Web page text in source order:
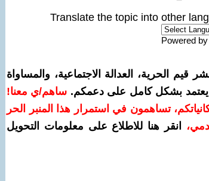
Translate the topic into other
Powered by
الحرية، العدالة الاجتماعية، والمساواة
يعتمد بشكل كامل على دعمكم. ساهم/ي معنا!
حسب إمكانياتكم، تساهمون في استمرار هذا المنبر الحر
،
انقر هنا للاطلاع على معلومات التحويل